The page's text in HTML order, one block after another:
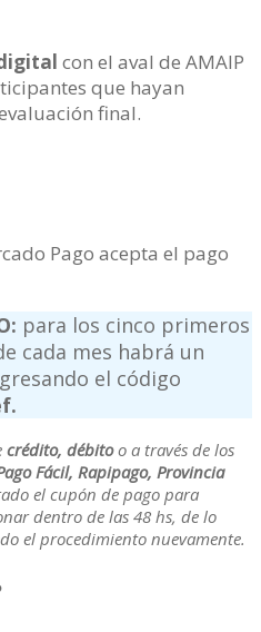
con el aval de AMAIP
que hayan
final.
Pago acepta el pago
para los cinco primeros
cada mes habrá un
el código
crédito, débitoo a través de los
Fácil, Rapipago, Provincia
el cupón de pago para
dentro de las 48 hs, de lo
el procedimiento nuevamente.